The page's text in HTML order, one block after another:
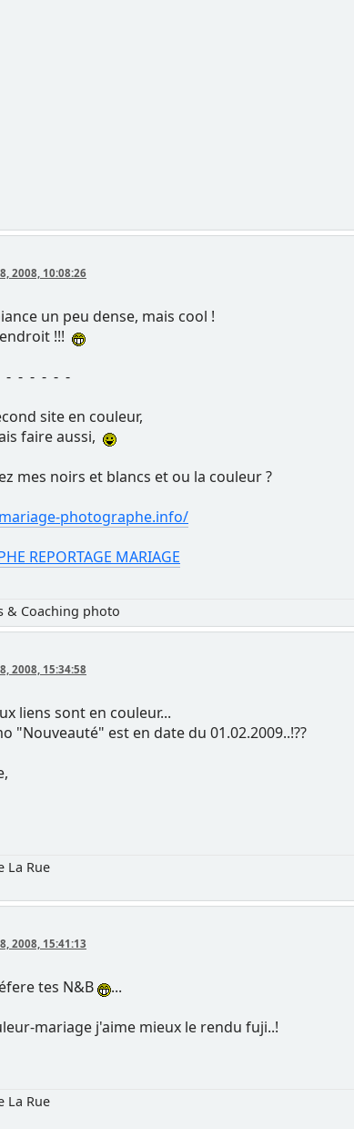
2008, 10:08:26
un peu dense, mais cool !
!!!
- - - - - -
site en couleur,
faire aussi,
mes noirs et blancs et ou la couleur ?
photographe.info/
REPORTAGE MARIAGE
& Coaching photo
2008, 15:34:58
liens sont en couleur...
"Nouveauté" est en date du 01.02.2009..!??
La Rue
2008, 15:41:13
tes N&B
...
mariage j'aime mieux le rendu fuji..!
La Rue